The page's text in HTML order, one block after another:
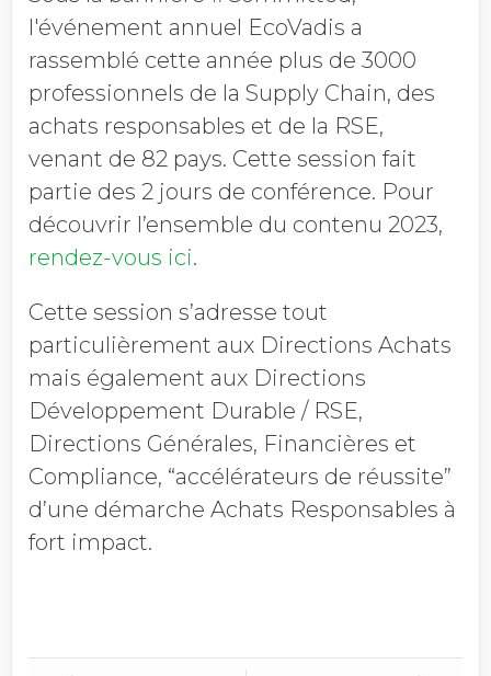
l'événement annuel EcoVadis a
rassemblé cette année plus de 3000
professionnels de la Supply Chain, des
achats responsables et de la RSE,
venant de 82 pays. Cette session fait
partie des 2 jours de conférence. Pour
découvrir l’ensemble du contenu 2023,
rendez-vous ici.
Cette session s’adresse tout
particulièrement aux Directions Achats
mais également aux Directions
Développement Durable / RSE,
Directions Générales, Financières et
Compliance, “accélérateurs de réussite”
d’une démarche Achats Responsables à
fort impact.